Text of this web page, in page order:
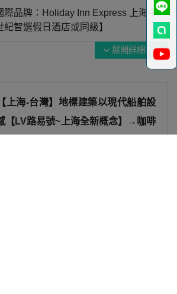
際品牌：Holiday Inn Express 上海中
紀智選假日酒店或同級】
expand_more 展開詳細行程
上海-台灣】地標建築以現代船舶設
【LV路易號~上海全新概念】→咖啡